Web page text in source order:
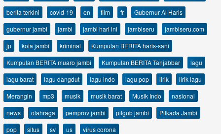
berita terkini
covid-19 en film fr
Gubernur Al Haris
gubernur jambi
jambi jambi hari ini jambiseru
jambiseru.com
jp
kota jambi kriminal
Kumpulan BERITA haris-sani
Kumpulan BERITA muaro jambi
Kumpulan BERITA Tanjabbar
lagu
lagu barat
lagu dangdut lagu indo lagu pop lirik
lirik lagu
Merangin
mp3 musik musik barat Musik Indo
nasional
news
olahraga pemprov jambi pilgub jambi
Pilkada Jambi
pop
situs sv us virus corona